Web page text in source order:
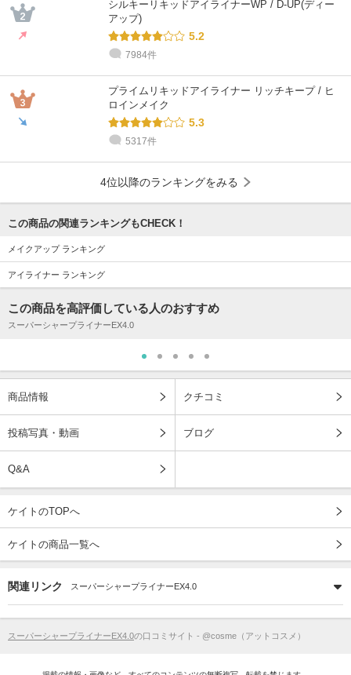
シルキーリキッドアイライナーWP / D-UP(ディー
アップ)
5.2
7984件
プライムリキッドアイライナー リッチキープ / ヒ
ロインメイク
5.3
5317件
4位以降のランキングをみる
この商品の関連ランキングもCHECK！
メイクアップ ランキング
アイライナー ランキング
この商品を高評価している人のおすすめ
スーパーシャープライナーEX4.0
商品情報 クチコミ
投稿写真・動画 ブログ
Q&A
ケイトのTOPへ
ケイトの商品一覧へ
関連リンク スーパーシャープライナーEX4.0
スーパーシャープライナーEX4.0の口コミサイト - @cosme（アットコスメ）